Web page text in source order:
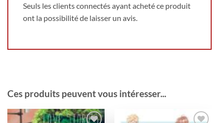
Seuls les clients connectés ayant acheté ce produit
ont la possibilité de laisser un avis.
Ces produits peuvent vous intéresser...